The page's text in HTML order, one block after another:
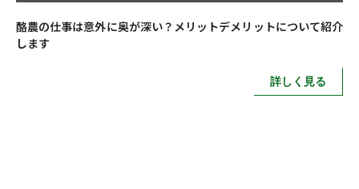
酪農の仕事は意外に奥が深い？メリットデメリットについて紹介
します
詳しく見る